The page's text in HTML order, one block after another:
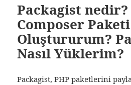
Packagist nedir?
Composer Paketi
Oluştururum?
Nasıl Yüklerim?
Packagist, PHP paketlerini